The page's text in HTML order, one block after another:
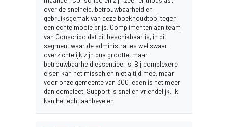
over de snelheid, betrouwbaarheid en
gebruiksgemak van deze boekhoudtool tegen
een echte mooie prijs. Complimenten aan team
van Conscribo dat dit beschikbaar is, in dit
segment waar de administraties weliswaar
overzichtelijk zijn qua grootte, maar
betrouwbaarheid essentieel is. Bij complexere
eisen kan het misschien niet altijd mee, maar
voor onze gemeente van 300 leden is het meer
dan compleet. Support is snel en vriendelijk. Ik
kan het echt aanbevelen